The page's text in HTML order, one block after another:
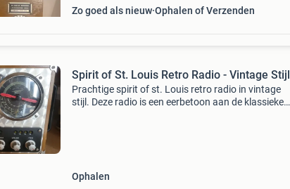
Zo goed als nieuw Ophalen of Verzenden
Spirit of St. Louis Retro Radio - Vintage Stijl
Prachtige spirit of st. Louis retro radio in vintage
stijl. Deze radio is een eerbetoon aan de klassieke
Ophalen